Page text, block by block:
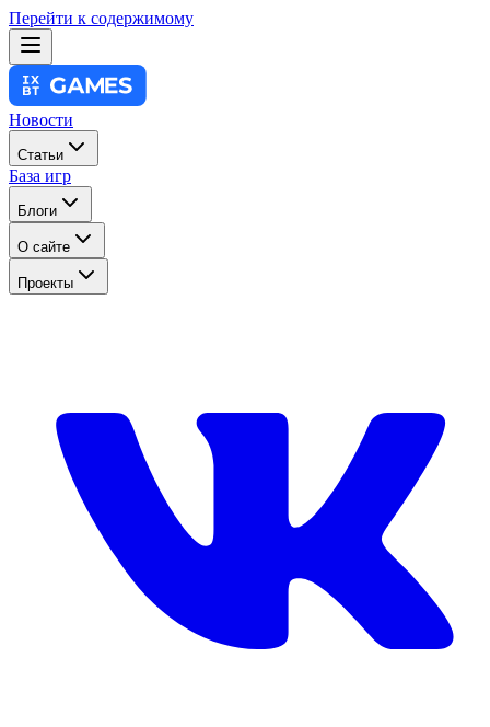
Перейти к содержимому
Новости
Статьи
База игр
Блоги
О сайте
Проекты